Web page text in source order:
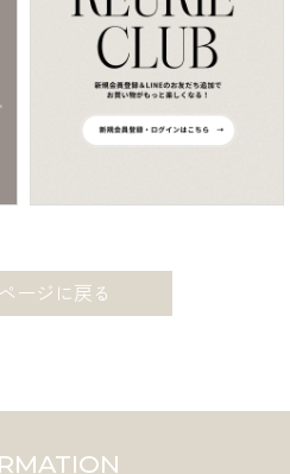
ージに戻る